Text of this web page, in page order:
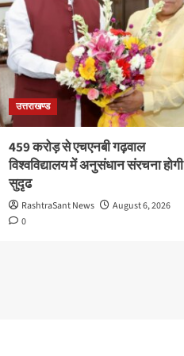
उत्तराखण्ड
459 करोड़ से एचएनबी गढ़वाल
विश्वविद्यालय में अनुसंधान संरचना होगी
सुदृढ
RashtraSant News
August 6, 2026
0